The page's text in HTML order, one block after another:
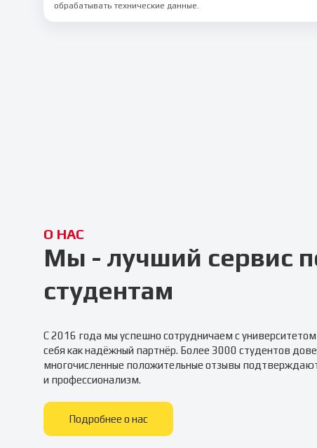
обрабатывать технические данные.
О НАС
Мы - лучший сервис
студентам
С 2016 года мы успешно сотрудничаем с университетом
себя как надёжный партнёр. Более 3000 студентов
многочисленные положительные отзывы
и профессионализм.
Подробнее о нас